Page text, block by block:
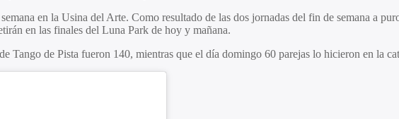
en la Usina del Arte. Como resultado de las dos jornadas del fin de semana a
en las finales del Luna Park de hoy y mañana.
Tango de Pista fueron 140, mientras que el día domingo 60 parejas lo hicieron en la